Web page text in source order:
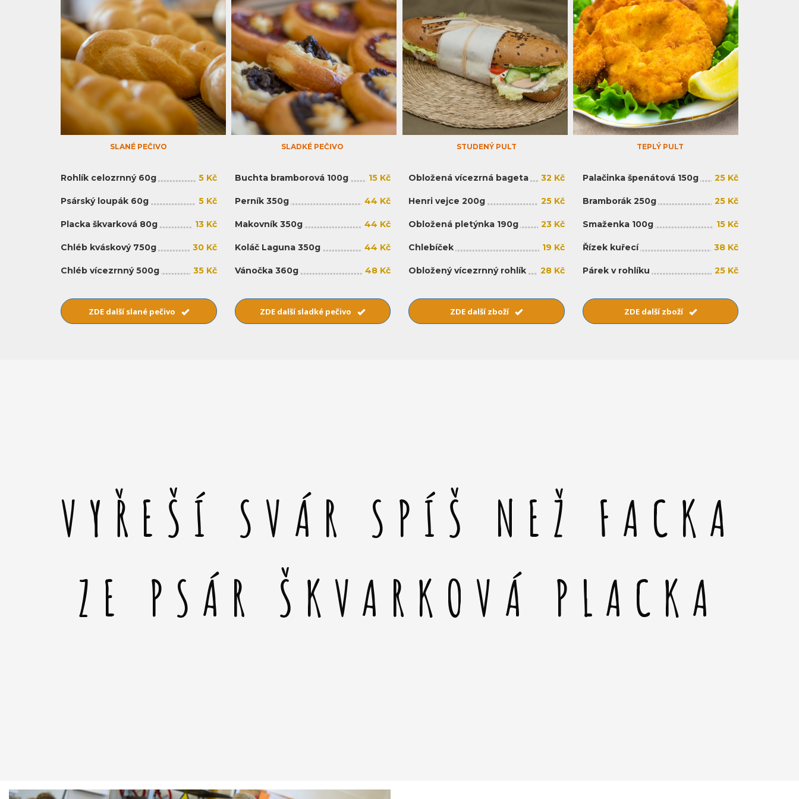
SLANÉ PEČIVO
Rohlík celozrnný 60g 5 Kč
Psárský loupák 60g 5 Kč
Placka škvarková 80g 13 Kč
Chléb kváskový 750g 30 Kč
Chléb vícezrnný 500g 35 Kč
ZDE další slané pečivo
SLADKÉ PEČIVO
Buchta bramborová 100g 15 Kč
Perník 350g 44 Kč
Makovník 350g 44 Kč
Koláč Laguna 350g 44 Kč
Vánočka 360g 48 Kč
ZDE další sladké pečivo
STUDENÝ PULT
Obložená vícezrná bageta 32 Kč
Henri vejce 200g 25 Kč
Obložená pletýnka 190g 23 Kč
Chlebíček 19 Kč
Obložený vícezrnný rohlík 28 Kč
ZDE další zboží
TEPLÝ PULT
Palačinka špenátová 150g 25 Kč
Bramborák 250g 25 Kč
Smaženka 100g 15 Kč
Řízek kuřecí 38 Kč
Párek v rohlíku 25 Kč
ZDE další zboží
VYŘEŠÍ SVÁR SPÍŠ NEŽ FACKA
ZE PSÁR ŠKVARKOVÁ PLACKA